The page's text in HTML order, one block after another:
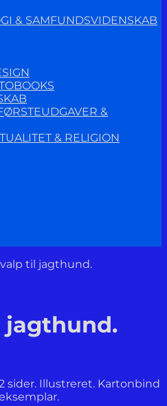
& SAMFUNDSVIDENSKAB
&
& RELIGION
til jagthund.
jagthund.
sider. Illustreret. Kartonbind